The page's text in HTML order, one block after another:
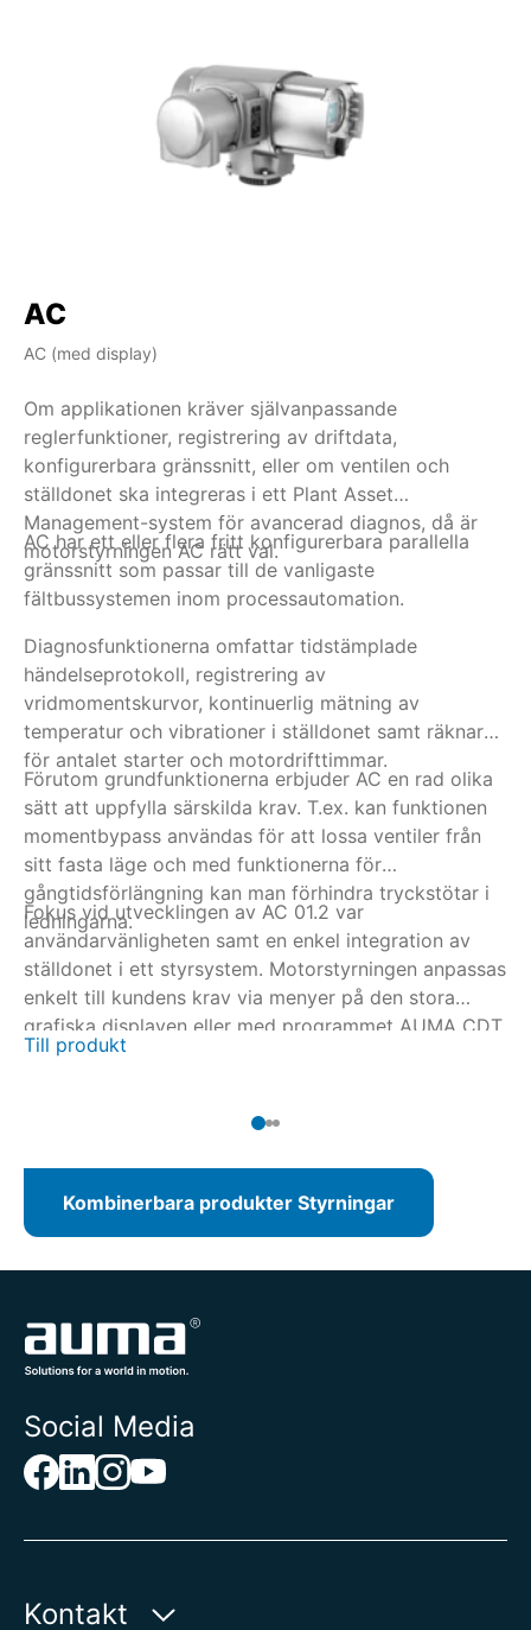
AC
AC (med display)
Om applikationen kräver självanpassande
reglerfunktioner, registrering av driftdata,
konfigurerbara gränssnitt, eller om ventilen och
ställdonet ska integreras i ett Plant Asset
Management-system för avancerad diagnos, då är
motorstyrningen AC rätt val.
AC har ett eller flera fritt konfigurerbara parallella
gränssnitt som passar till de vanligaste
fältbussystemen inom processautomation.
Diagnosfunktionerna omfattar tidstämplade
händelseprotokoll, registrering av
vridmomentskurvor, kontinuerlig mätning av
temperatur och vibrationer i ställdonet samt räknare
för antalet starter och motordrifttimmar.
Förutom grundfunktionerna erbjuder AC en rad olika
sätt att uppfylla särskilda krav. T.ex. kan funktionen
momentbypass användas för att lossa ventiler från
sitt fasta läge och med funktionerna för
gångtidsförlängning kan man förhindra tryckstötar i
ledningarna.
Fokus vid utvecklingen av AC 01.2 var
användarvänligheten samt en enkel integration av
ställdonet i ett styrsystem. Motorstyrningen anpassas
enkelt till kundens krav via menyer på den stora
grafiska displayen eller med programmet AUMA CDT
via en trådlös Bluetooth-anslutning. Om det finns en
Till produkt
Kombinerbara produkter Styrningar
Social Media
Kontakt